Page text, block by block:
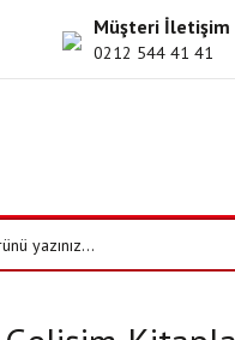
Müşteri İletişim
0212 544 41 41